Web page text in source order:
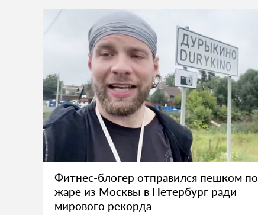
Фитнес-блогер отправился пешком по
жаре из Москвы в Петербург ради
мирового рекорда